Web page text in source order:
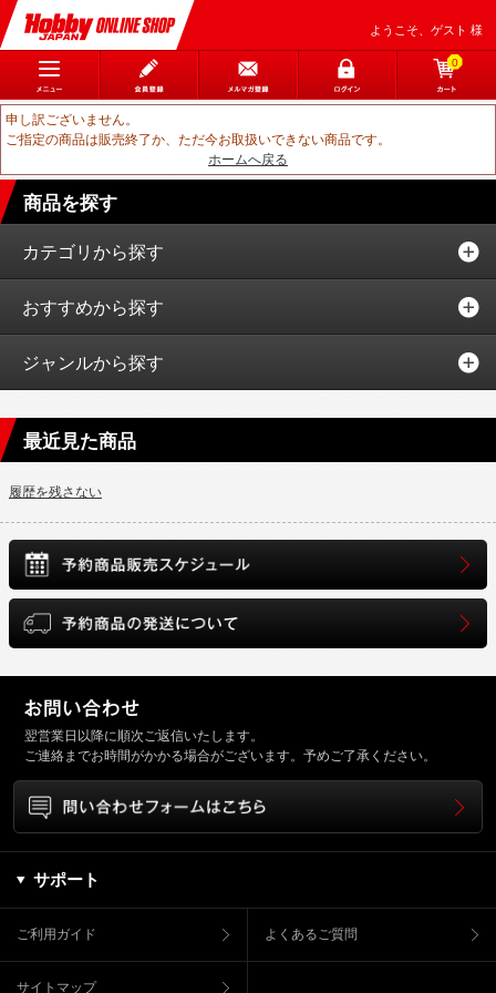
ようこそ、ゲスト 様
0
申し訳ございません。
ご指定の商品は販売終了か、ただ今お取扱いできない商品です。
ホームへ戻る
商品を探す
カテゴリから探す
おすすめから探す
ジャンルから探す
最近見た商品
履歴を残さない
翌営業日以降に順次ご返信いたします。
ご連絡までお時間がかかる場合がございます。予めご了承ください。
サポート
ご利用ガイド よくあるご質問
サイトマップ